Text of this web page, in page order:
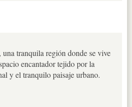
una tranquila región donde se vive
encantador tejido por la
y el tranquilo paisaje urbano.